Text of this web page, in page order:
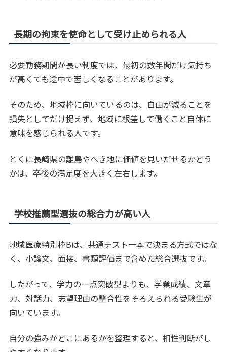
長期の拘束を使命として受け止められる人
必要勤務期間が長い制度では、最初の数年間だけ気持ち
が高くても途中で苦しくなることがあります。
そのため、地域枠に向いているのは、自由が減ることを
損失としてだけ捉えず、地域に根差して働くこと自体に
意味を感じられる人です。
とくに長崎県の離島やへき地に価値を見いだせるかどう
かは、卒後の満足度を大きく左右します。
学校推薦型選抜の総合力が高い人
地域医療特別枠Bは、共通テスト一本で決まる方式ではな
く、小論文、面接、書類評価まで含めた総合選抜です。
したがって、学力の一点突破型よりも、学業成績、文章
力、対話力、志望理由の整合性をそろえられる受験生が
向いています。
自分の強みがどこにあるかを整理すると、相性判断がし